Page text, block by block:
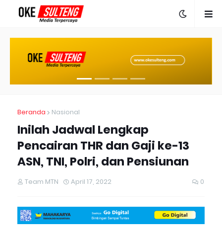
Beranda Nasional
Inilah Jadwal Lengkap
Pencairan THR dan Gaji ke-13
ASN, TNI, Polri, dan Pensiunan
Team MTN April 17, 2022 0